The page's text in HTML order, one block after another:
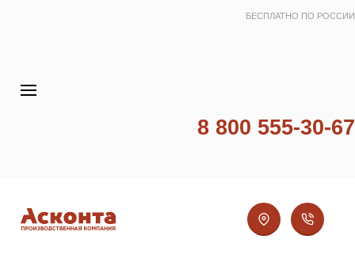
БЕСПЛАТНО ПО РОССИИ
8 800 555-30-67